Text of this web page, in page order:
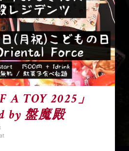
A TOY 2025」
by 盤魔殿